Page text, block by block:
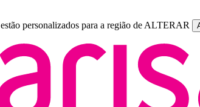
estão personalizados para a região de ALTERAR